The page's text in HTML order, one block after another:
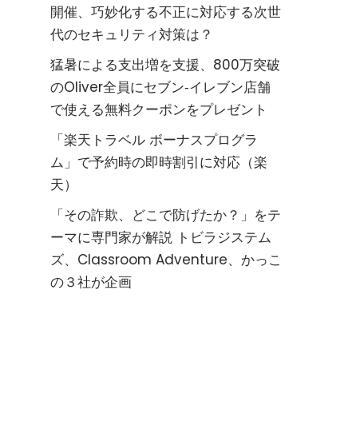
開催、巧妙化する不正に対応する次世
代のセキュリティ対策は？
猛暑による支出増を支援、800万突破
のOliver全員にセブン‐イレブン店舗
で使える無料クーポンをプレゼント
「楽天トラベル ボーナスプログラ
ム」で予約時の即時割引に対応（楽
天）
「その詐欺、どこで防げたか？」をテ
ーマに専門家が解説 トビラジステム
ズ、Classroom Adventure、かっこ
の３社が企画